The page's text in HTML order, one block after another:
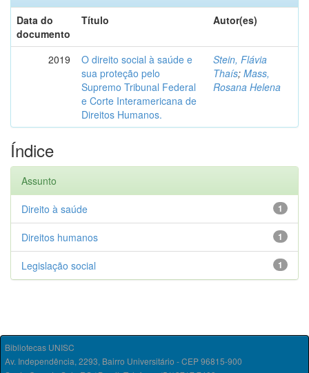
Data do
documento
Título Autor(es)
2019
O direito social à saúde e
sua proteção pelo
Supremo Tribunal Federal
e Corte Interamericana de
Direitos Humanos.
Stein, Flávia
Thaís; Mass,
Rosana Helena
Índice
Assunto
1
Direito à saúde
1
Direitos humanos
1
Legislação social
Bibliotecas UNISC
Av. Independência, 2293, Bairro Universitário - CEP 96815-900